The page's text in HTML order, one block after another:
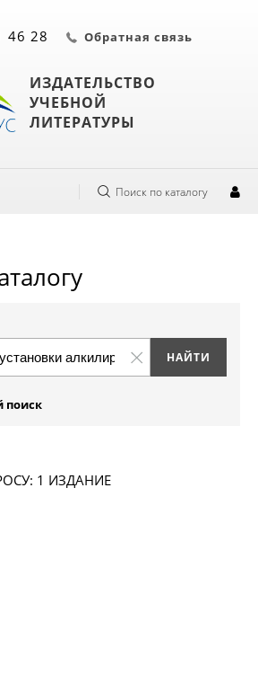
ИЗДАТЕЛЬСТВО
УЧЕБНОЙ
ЛИТЕРАТУРЫ
46 28 Обратная связь
Поиск по каталогу
поиск
1 ИЗДАНИЕ